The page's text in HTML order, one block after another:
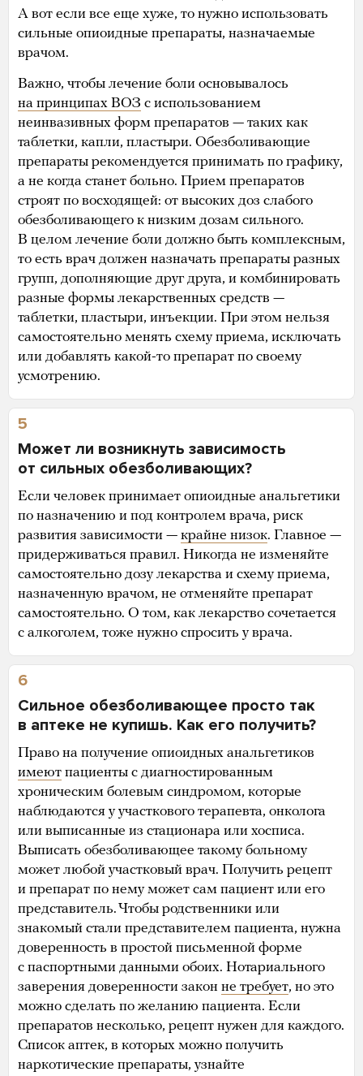
А вот если все еще хуже, то нужно использовать
сильные опиоидные препараты, назначаемые
врачом.
Важно, чтобы лечение боли основывалось
на принципах ВОЗ с использованием
неинвазивных форм препаратов — таких как
таблетки, капли, пластыри. Обезболивающие
препараты рекомендуется принимать по графику,
а не когда станет больно. Прием препаратов
строят по восходящей: от высоких доз слабого
обезболивающего к низким дозам сильного.
В целом лечение боли должно быть комплексным,
то есть врач должен назначать препараты разных
групп, дополняющие друг друга, и комбинировать
разные формы лекарственных средств —
таблетки, пластыри, инъекции. При этом нельзя
самостоятельно менять схему приема, исключать
или добавлять какой-то препарат по своему
усмотрению.
5
Может ли возникнуть зависимость
от сильных обезболивающих?
Если человек принимает опиоидные анальгетики
по назначению и под контролем врача, риск
развития зависимости — крайне низок. Главное —
придерживаться правил. Никогда не изменяйте
самостоятельно дозу лекарства и схему приема,
назначенную врачом, не отменяйте препарат
самостоятельно. О том, как лекарство сочетается
с алкоголем, тоже нужно спросить у врача.
6
Сильное обезболивающее просто так
в аптеке не купишь. Как его получить?
Право на получение опиоидных анальгетиков
имеют пациенты с диагностированным
хроническим болевым синдромом, которые
наблюдаются у участкового терапевта, онколога
или выписанные из стационара или хосписа.
Выписать обезболивающее такому больному
может любой участковый врач. Получить рецепт
и препарат по нему может сам пациент или его
представитель. Чтобы родственники или
знакомый стали представителем пациента, нужна
доверенность в простой письменной форме
с паспортными данными обоих. Нотариального
заверения доверенности закон не требует, но это
можно сделать по желанию пациента. Если
препаратов несколько, рецепт нужен для каждого.
Список аптек, в которых можно получить
наркотические препараты, узнайте